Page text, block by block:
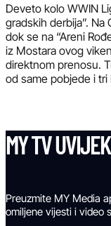
Deveto kolo WWIN
gradskih derbija”. Na
dok se na “Areni
iz Mostara ovog
direktnom prenosu.
od same pobjede i
MY TV
Preuzmite MY Media
omiljene vijesti i video